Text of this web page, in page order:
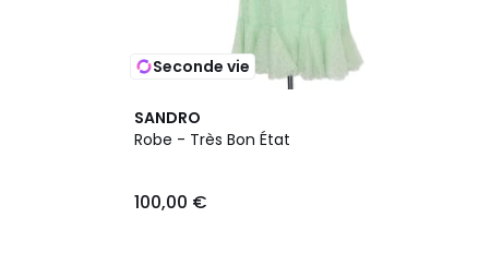
Seconde vie
SANDRO
Robe - Très Bon État
100,00 €